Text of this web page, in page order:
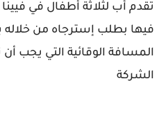
تقدم أب لثلاثة أطفال في
فيها بطلب إسترجاه من
المسافة الوقائية التي يجب
الشركة